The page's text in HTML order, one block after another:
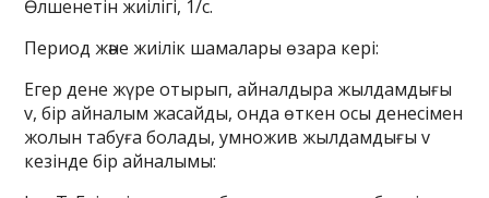
Өлшенетін жиілігі, 1/с.
Период және жиілік шамалары өзара кері:
Егер дене жүре отырып, айналдыра жылдамдығы
v, бір айналым жасайды, онда өткен осы денесімен
жолын табуға болады, умножив жылдамдығы v
кезінде бір айналымы: